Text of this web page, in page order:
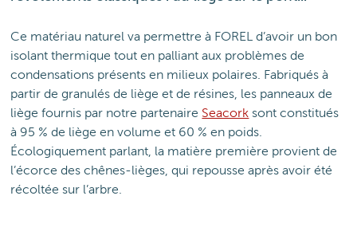
Ce matériau naturel va permettre à FOREL d’avoir un bon
isolant thermique tout en palliant aux problèmes de
condensations présents en milieux polaires. Fabriqués à
partir de granulés de liège et de résines, les panneaux de
liège fournis par notre partenaire Seacork sont constitués
à 95 % de liège en volume et 60 % en poids.
Écologiquement parlant, la matière première provient de
l’écorce des chênes-lièges, qui repousse après avoir été
récoltée sur l’arbre.